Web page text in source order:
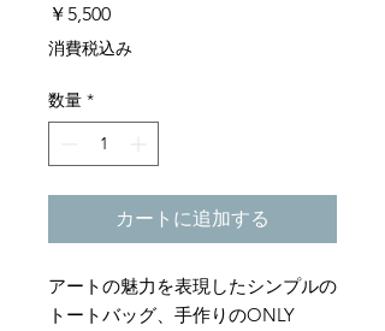
￥5,500価
格
消費税込み
数量 *
カートに追加する
アートの魅力を表現したシンプルの
トートバッグ、手作りのONLY